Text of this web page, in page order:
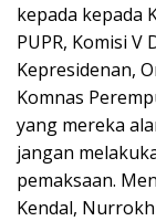
kepada kepada
PUPR, Komisi V
Kepresidenan,
Komnas
yang mereka
jangan
pemaksaan.
Kendal,